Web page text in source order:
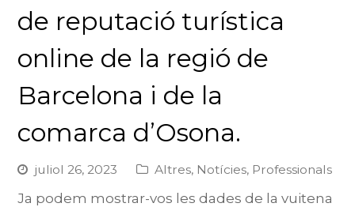
de reputació turística
online de la regió de
Barcelona i de la
comarca d’Osona.
juliol 26, 2023 Altres, Notícies, Professionals
Ja podem mostrar-vos les dades de la vuitena